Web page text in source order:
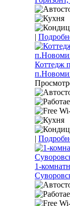
|
Коттедж
|
1-